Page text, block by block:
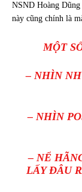
NSND Hoàng
này cũng chính là
MỘT
– NHÌN
– NHÌN
– NỂ
LẤY ĐÂU